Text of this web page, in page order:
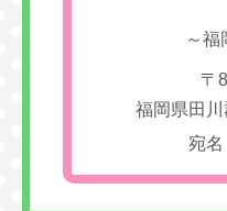
～福
〒
福岡県田
宛